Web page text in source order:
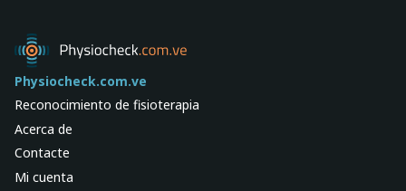
Physiocheck.com.ve
Reconocimiento de fisioterapia
Acerca de
Contacte
Mi cuenta